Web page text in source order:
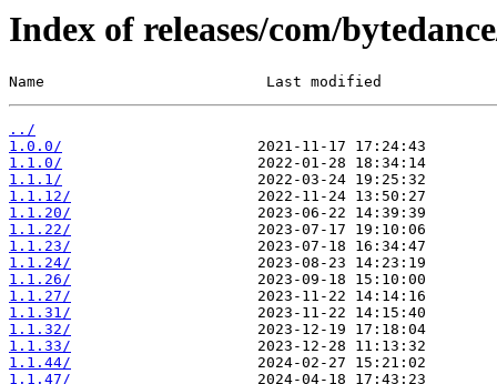
Index of releases/com/
Name                         Last modified
../
1.0.0/
1.1.0/
1.1.1/
1.1.12/
1.1.20/
1.1.22/
1.1.23/
1.1.24/
1.1.26/
1.1.27/
1.1.31/
1.1.32/
1.1.33/
1.1.44/
1.1.47/